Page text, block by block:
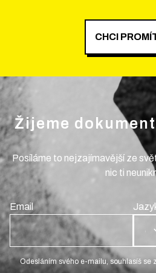
CHCI
Žijeme
Posíláme to nejzajímavější ze
nic ti
Email
Odesláním svého e-mailu, souhlasíš se